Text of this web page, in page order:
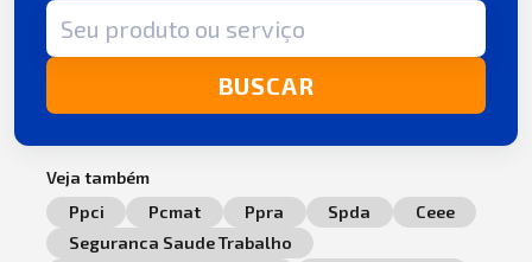
Termo de busca
BUSCAR
Veja também
Ppci
Pcmat Ppra Spda
Ceee
Seguranca Saude Trabalho